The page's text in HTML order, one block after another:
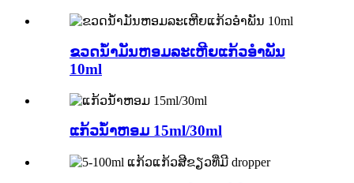
ຂວດນ້ໍາມັນຫອມລະເຫີຍແກ້ວອໍາພັນ
10ml
ແກ້ວນ້ຳຫອມ 15ml/30ml